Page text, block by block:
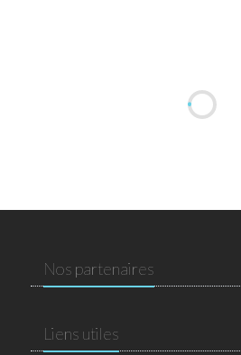
Nos partenaires
Liens utiles